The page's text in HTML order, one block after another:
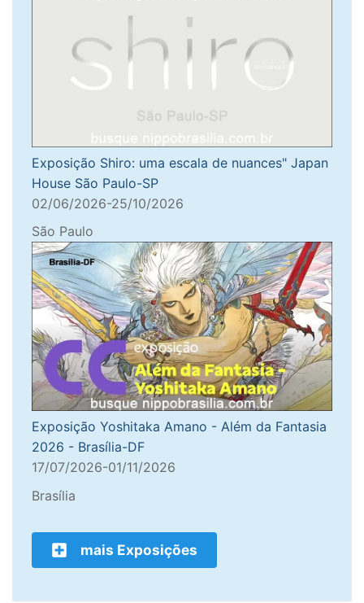
Exposição Shiro: uma escala de nuances" Japan
House São Paulo-SP
02/06/2026-25/10/2026
São Paulo
Exposição Yoshitaka Amano - Além da Fantasia
2026 - Brasília-DF
17/07/2026-01/11/2026
Brasília
mais Exposições